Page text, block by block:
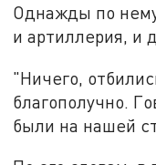
Однажды по нему
и артиллерия, и
"Ничего,
благополучно.
были на нашей